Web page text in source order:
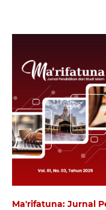
Ma'rifatuna: Jurnal